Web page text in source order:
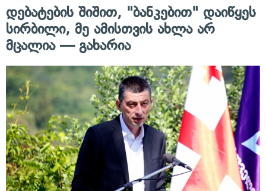
დებატების შიშით, "ბანკებით" დაიწყეს
სირბილი, მე ამისთვის ახლა არ
მცალია — გახარია